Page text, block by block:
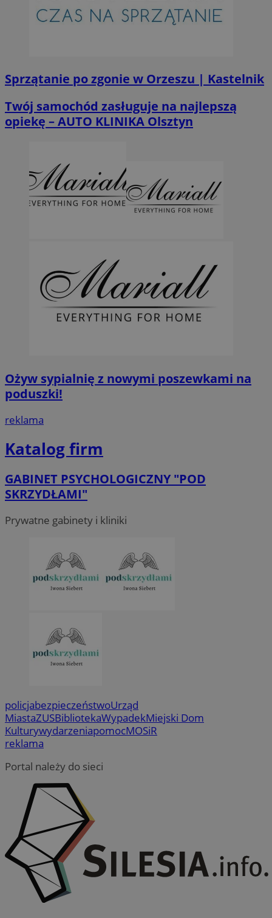
Sprzątanie po zgonie w Orzeszu | Kastelnik
Twój samochód zasługuje na najlepszą
opiekę – AUTO KLINIKA Olsztyn
Ożyw sypialnię z nowymi poszewkami na
poduszki!
reklama
Katalog firm
GABINET PSYCHOLOGICZNY "POD
SKRZYDŁAMI"
Prywatne gabinety i kliniki
policjabezpieczeństwoUrząd
MiastaZUSBibliotekaWypadekMiejski Dom
KulturywydarzeniapomocMOSiR
reklama
Portal należy do sieci